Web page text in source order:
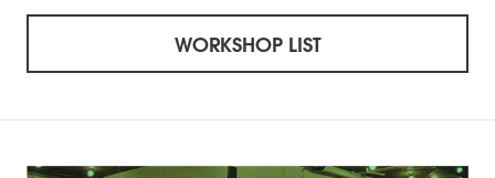
WORKSHOP LIST